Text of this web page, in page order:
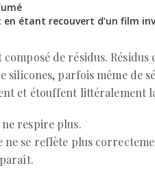
étant recouvert d’un film
composé de résidus.
silicones, parfois même de
et étouffent littéralement
ne respire plus.
ne se reflète plus